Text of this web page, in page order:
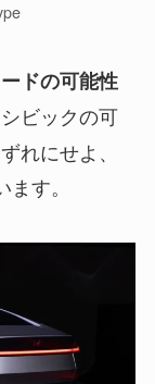
ドの可能性
ビックの可
れにせよ、
す。